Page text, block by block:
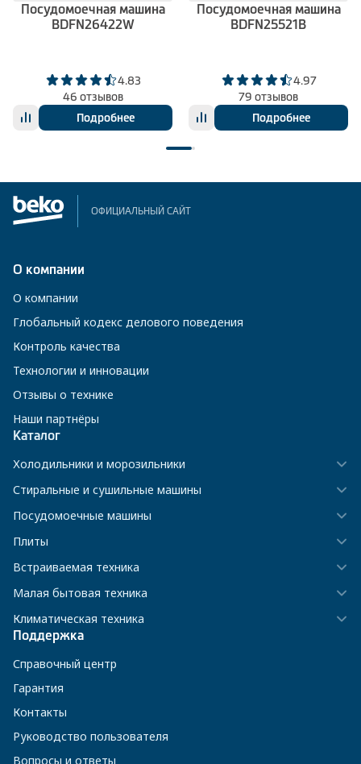
Посудомоечная машина
BDFN26422W
4.83
46 отзывов
Подробнее
Посудомоечная машина
BDFN25521B
4.97
79 отзывов
Подробнее
ОФИЦИАЛЬНЫЙ САЙТ
О компании
О компании
Глобальный кодекс делового поведения
Контроль качества
Технологии и инновации
Отзывы о технике
Наши партнёры
Каталог
Холодильники и морозильники
Стиральные и сушильные машины
Посудомоечные машины
Плиты
Встраиваемая техника
Малая бытовая техника
Климатическая техника
Поддержка
Справочный центр
Гарантия
Контакты
Руководство пользователя
Вопросы и ответы